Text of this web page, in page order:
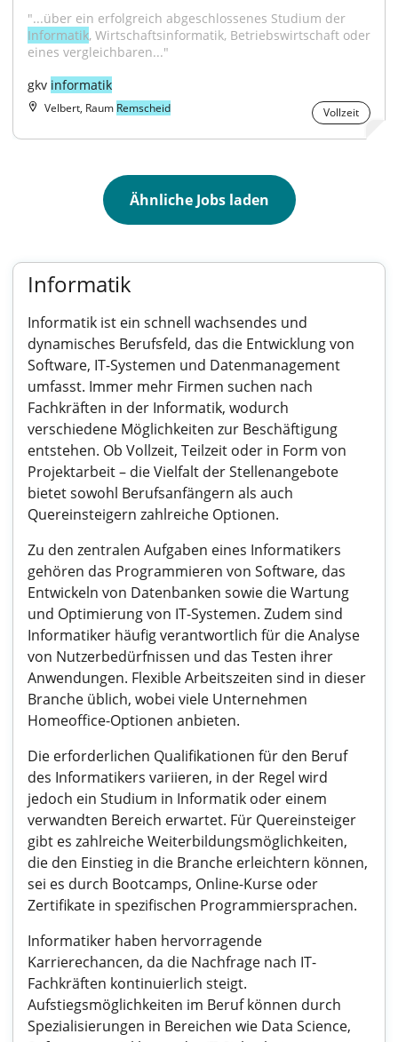
Informatik, Wirtschaftsinformatik, Betriebswirtschaft oder
eines vergleichbaren..."
gkv informatik
Velbert, Raum Remscheid Vollzeit
Ähnliche Jobs laden
Informatik
Informatik ist ein schnell wachsendes und
dynamisches Berufsfeld, das die Entwicklung von
Software, IT-Systemen und Datenmanagement
umfasst. Immer mehr Firmen suchen nach
Fachkräften in der Informatik, wodurch
verschiedene Möglichkeiten zur Beschäftigung
entstehen. Ob Vollzeit, Teilzeit oder in Form von
Projektarbeit – die Vielfalt der Stellenangebote
bietet sowohl Berufsanfängern als auch
Quereinsteigern zahlreiche Optionen.
Zu den zentralen Aufgaben eines Informatikers
gehören das Programmieren von Software, das
Entwickeln von Datenbanken sowie die Wartung
und Optimierung von IT-Systemen. Zudem sind
Informatiker häufig verantwortlich für die Analyse
von Nutzerbedürfnissen und das Testen ihrer
Anwendungen. Flexible Arbeitszeiten sind in dieser
Branche üblich, wobei viele Unternehmen
Homeoffice-Optionen anbieten.
Die erforderlichen Qualifikationen für den Beruf
des Informatikers variieren, in der Regel wird
jedoch ein Studium in Informatik oder einem
verwandten Bereich erwartet. Für Quereinsteiger
gibt es zahlreiche Weiterbildungsmöglichkeiten,
die den Einstieg in die Branche erleichtern können,
sei es durch Bootcamps, Online-Kurse oder
Zertifikate in spezifischen Programmiersprachen.
Informatiker haben hervorragende
Karrierechancen, da die Nachfrage nach IT-
Fachkräften kontinuierlich steigt.
Aufstiegsmöglichkeiten im Beruf können durch
Spezialisierungen in Bereichen wie Data Science,